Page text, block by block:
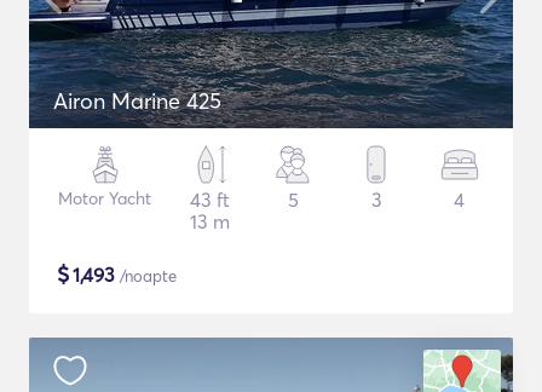
Airon Marine 425
Motor Yacht
43 ft
13 m
5 3 4
$1,493 /noapte